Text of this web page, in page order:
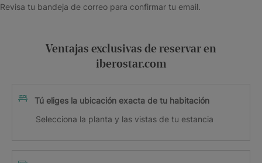
Revisa tu bandeja de correo para confirmar tu email.
Ventajas exclusivas de reservar en
iberostar.com
Tú eliges la ubicación exacta de tu habitación
Selecciona la planta y las vistas de tu estancia